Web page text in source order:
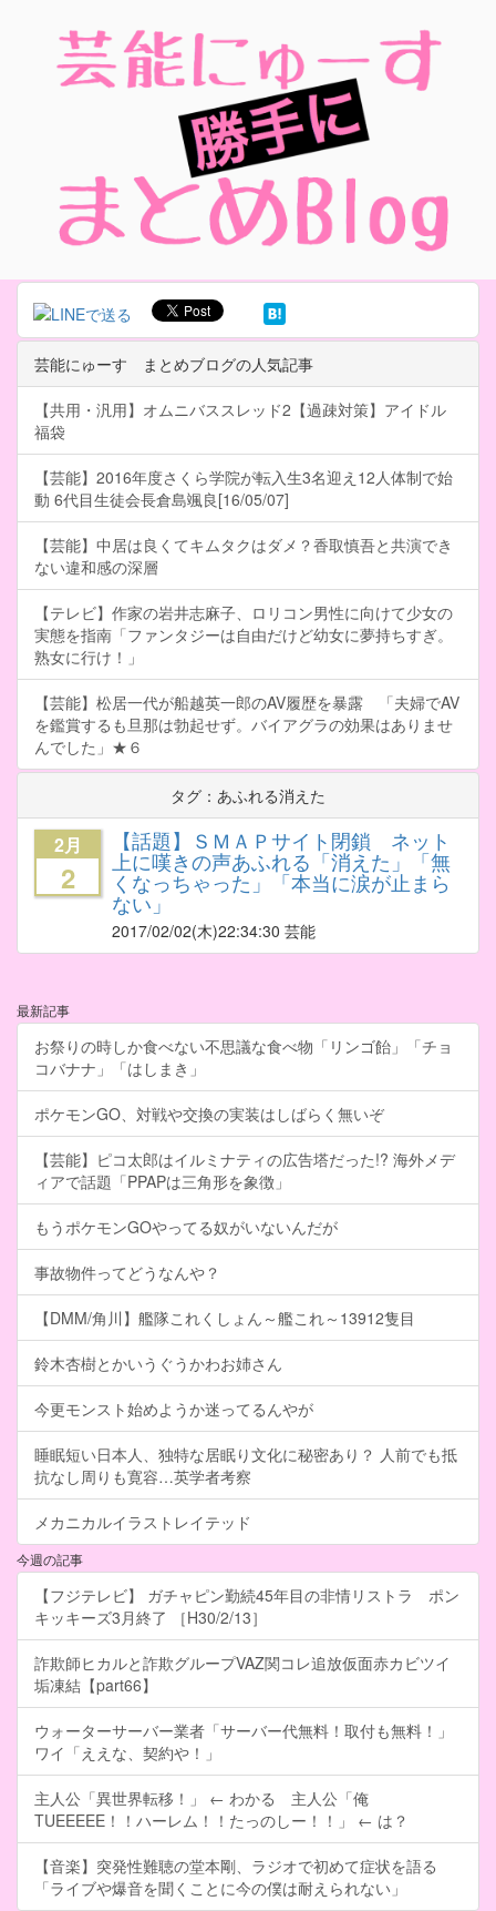
芸能にゅーす まとめブログの人気記事
【共用・汎用】オムニバススレッド2【過疎対策】アイドル
福袋
【芸能】2016年度さくら学院が転入生3名迎え12人体制で始
動 6代目生徒会長倉島颯良[16/05/07]
【芸能】中居は良くてキムタクはダメ？香取慎吾と共演でき
ない違和感の深層
【テレビ】作家の岩井志麻子、ロリコン男性に向けて少女の
実態を指南「ファンタジーは自由だけど幼女に夢持ちすぎ。
熟女に行け！」
【芸能】松居一代が船越英一郎のAV履歴を暴露 「夫婦でAV
を鑑賞するも旦那は勃起せず。バイアグラの効果はありませ
んでした」★６
タグ：あふれる消えた
2月
2
【話題】ＳＭＡＰサイト閉鎖 ネット
上に嘆きの声あふれる「消えた」「無
くなっちゃった」「本当に涙が止まら
ない」
2017/02/02(木)22:34:30 芸能
最新記事
お祭りの時しか食べない不思議な食べ物「リンゴ飴」「チョ
コバナナ」「はしまき」
ポケモンGO、対戦や交換の実装はしばらく無いぞ
【芸能】ピコ太郎はイルミナティの広告塔だった!? 海外メデ
ィアで話題「PPAPは三角形を象徴」
もうポケモンGOやってる奴がいないんだが
事故物件ってどうなんや？
【DMM/角川】艦隊これくしょん～艦これ～13912隻目
鈴木杏樹とかいうぐうかわお姉さん
今更モンスト始めようか迷ってるんやが
睡眠短い日本人、独特な居眠り文化に秘密あり？ 人前でも抵
抗なし周りも寛容…英学者考察
メカニカルイラストレイテッド
今週の記事
【フジテレビ】 ガチャピン勤続45年目の非情リストラ ポン
キッキーズ3月終了 ［H30/2/13］
詐欺師ヒカルと詐欺グループVAZ関コレ追放仮面赤カビツイ
垢凍結【part66】
ウォーターサーバー業者「サーバー代無料！取付も無料！」
ワイ「ええな、契約や！」
主人公「異世界転移！」 ← わかる 主人公「俺
TUEEEEE！！ハーレム！！たっのしー！！」 ← は？
【音楽】突発性難聴の堂本剛、ラジオで初めて症状を語る
「ライブや爆音を聞くことに今の僕は耐えられない」